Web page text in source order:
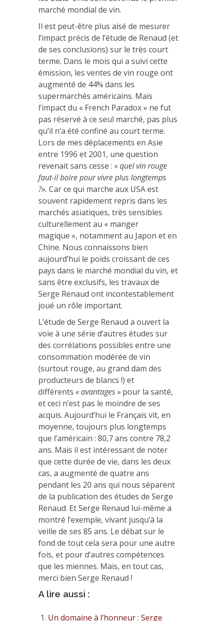
marché mondial de vin.
Il est peut-être plus aisé de mesurer
l’impact précis de l’étude de Renaud (et
de ses conclusions) sur le très court
terme. Dans le mois qui a suivi cette
émission, les ventes de vin rouge ont
augmenté de 44% dans les
supermarchés américains. Mais
l’impact du « French Paradox » ne fut
pas réservé à ce seul marché, pas plus
qu’il n‘a été confiné au court terme.
Lors de mes déplacements en Asie
entre 1996 et 2001, une question
revenait sans cesse : « quel vin rouge
faut-il boire pour vivre plus longtemps
?». Car ce qui marche aux USA est
souvent rapidement repris dans les
marchés asiatiques, très sensibles
culturellement au « manger
magique », notamment au Japon et en
Chine. Nous connaissons bien
aujourd’hui le poids croissant de ces
pays dans le marché mondial du vin, et
sans être exclusifs, les travaux de
Serge Renaud ont incontestablement
joué un rôle important.
L’étude de Serge Renaud a ouvert la
voie à une série d’autres études sur
des corrélations possibles entre une
consommation modérée de vin
(surtout rouge, au grand dam des
producteurs de blancs !) et
différents « avantages » pour la santé,
et ceci n’est pas le moindre de ses
acquis. Aujourd’hui le Français vit, en
moyenne, toujours plus longtemps
que l’américain : 80,7 ans contre 78,2
ans. Mais il est intéressant de noter
que cette durée de vie, dans les deux
cas, a augmenté de quatre ans
pendant les 20 ans qui nous séparent
de la publication des études de Serge
Renaud. Et Serge Renaud lui-même a
montré l’exemple, vivant jusqu’à la
veille de ses 85 ans. Le débat sur le
fond de tout cela sera pour une autre
fois, et pour d’autres compétences
que les miennes. Mais, en tout cas,
merci bien Serge Renaud !
A lire aussi :
Un domaine à l’honneur : Serge